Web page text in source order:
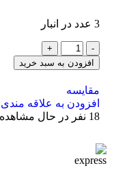
3 عدد در انبار
افزودن به سبد خرید
مقایسه
افزودن به علاقه مندی
18 نفر در حال